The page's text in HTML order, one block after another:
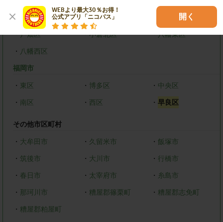
WEBより最大30％お得！
公式アプリ「ニコパス」
開く
北九州市
・戸畑区 ・小倉北区 ・八幡東区
・ 八幡西区
福岡市
・ 東区 ・ 博多区 ・ 中央区
・ 南区 ・ 西区 ・早良区
その他市区町村
・ 大牟田市 ・ 久留米市 ・ 飯塚市
・ 筑後市 ・ 大川市 ・行橋市
・ 春日市 ・ 太宰府市 ・ 糸島市
・ 那珂川市 ・ 糟屋郡篠栗町 ・ 糟屋郡志免町
・ 糟屋郡粕屋町